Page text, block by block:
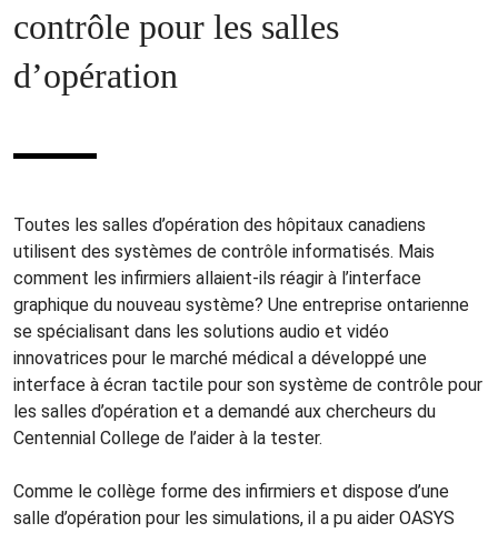
contrôle pour les salles
d’opération
Toutes les salles d’opération des hôpitaux canadiens
utilisent des systèmes de contrôle informatisés. Mais
comment les infirmiers allaient-ils réagir à l’interface
graphique du nouveau système? Une entreprise ontarienne
se spécialisant dans les solutions audio et vidéo
innovatrices pour le marché médical a développé une
interface à écran tactile pour son système de contrôle pour
les salles d’opération et a demandé aux chercheurs du
Centennial College de l’aider à la tester.
Comme le collège forme des infirmiers et dispose d’une
salle d’opération pour les simulations, il a pu aider OASYS